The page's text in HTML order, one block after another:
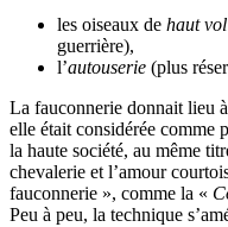
les oiseaux de haut vol
guerrière),
l’autouserie (plus
La fauconnerie donnait lieu
elle était considérée comme
la haute société, au même
chevalerie et l’amour
fauconnerie », comme la «
Peu à peu, la technique